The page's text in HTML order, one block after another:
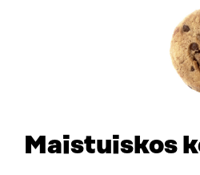
Maistuiskos
teknologian vaatimista
teknologian
teknologiajättien
kriittisten resurssien
uudistaa taloutta. Vauraus